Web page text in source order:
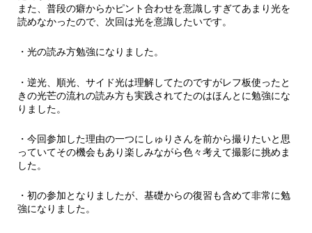
また、普段の癖からかピント合わせを意識しすぎてあまり光を
読めなかったので、次回は光を意識したいです。
・光の読み方勉強になりました。
・逆光、順光、サイド光は理解してたのですがレフ板使ったと
きの光芒の流れの読み方も実践されてたのはほんとに勉強にな
りました。
・今回参加した理由の一つにしゅりさんを前から撮りたいと思
っていてその機会もあり楽しみながら色々考えて撮影に挑めま
した。
・初の参加となりましたが、基礎からの復習も含めて非常に勉
強になりました。